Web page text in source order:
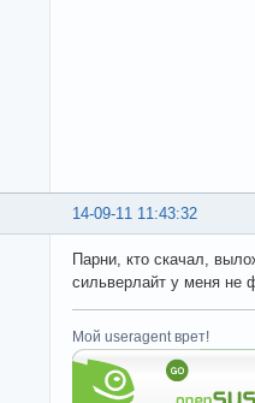
14-09-11 11:43:32
Парни, кто скачал,
сильверлайт у меня не
Мой useragent врет!